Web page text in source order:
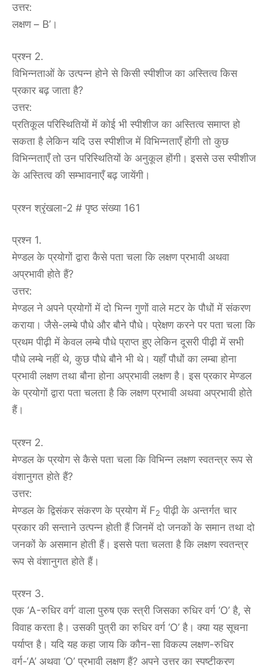
उत्तर:
लक्षण – B’।
प्रश्न 2.
विभिन्नताओं के उत्पन्न होने से किसी स्पीशीज का अस्तित्व किस
प्रकार बढ़ जाता है?
उत्तर:
प्रतिकूल परिस्थितियों में कोई भी स्पीशीज का अस्तित्व समाप्त हो
सकता है लेकिन यदि उस स्पीशीज में विभिन्नताएँ होंगी तो कुछ
विभिन्नताएँ तो उन परिस्थितियों के अनुकूल होंगी। इससे उस स्पीशीज
के अस्तित्व की सम्भावनाएँ बढ़ जायेंगी।
प्रश्न श्रृंखला-2 # पृष्ठ संख्या 161
प्रश्न 1.
मेण्डल के प्रयोगों द्वारा कैसे पता चला कि लक्षण प्रभावी अथवा
अप्रभावी होते हैं?
उत्तर:
मेण्डल ने अपने प्रयोगों में दो भिन्न गुणों वाले मटर के पौधों में संकरण
कराया। जैसे-लम्बे पौधे और बौने पौधे। प्रेक्षण करने पर पता चला कि
प्रथम पीढ़ी में केवल लम्बे पौधे प्राप्त हुए लेकिन दूसरी पीढ़ी में सभी
पौधे लम्बे नहीं थे, कुछ पौधे बौने भी थे। यहाँ पौधों का लम्बा होना
प्रभावी लक्षण तथा बौना होना अप्रभावी लक्षण है। इस प्रकार मेण्डल
के प्रयोगों द्वारा पता चलता है कि लक्षण प्रभावी अथवा अप्रभावी होते
हैं।
प्रश्न 2.
मेण्डल के प्रयोग से कैसे पता चला कि विभिन्न लक्षण स्वतन्त्र रूप से
वंशानुगत होते हैं?
उत्तर:
मेण्डल के द्विसंकर संकरण के प्रयोग में F2 पीढ़ी के अन्तर्गत चार
प्रकार की सन्ताने उत्पन्न होती हैं जिनमें दो जनकों के समान तथा दो
जनकों के असमान होती हैं। इससे पता चलता है कि लक्षण स्वतन्त्र
रूप से वंशानुगत होते हैं।
प्रश्न 3.
एक ‘A-रुधिर वर्ग’ वाला पुरुष एक स्त्री जिसका रुधिर वर्ग ‘O’ है, से
विवाह करता है। उसकी पुत्री का रुधिर वर्ग ‘O’ है। क्या यह सूचना
पर्याप्त है। यदि यह कहा जाय कि कौन-सा विकल्प लक्षण-रुधिर
वर्ग-‘A’ अथवा ‘O’ प्रभावी लक्षण हैं? अपने उत्तर का स्पष्टीकरण